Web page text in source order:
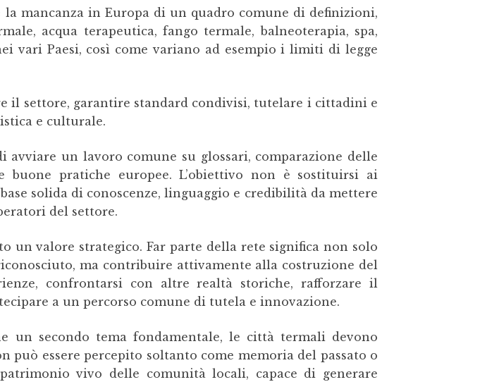
mancanza in Europa di un quadro comune di definizioni,
acqua terapeutica, fango termale, balneoterapia, spa,
vari Paesi, così come variano ad esempio i limiti di legge
il settore, garantire standard condivisi, tutelare i cittadini e
e culturale.
un lavoro comune su glossari, comparazione delle
pratiche europee. L’obiettivo non è sostituirsi ai
solida di conoscenze, linguaggio e credibilità da mettere
del settore.
un valore strategico. Far parte della rete significa non solo
ma contribuire attivamente alla costruzione del
confrontarsi con altre realtà storiche, rafforzare il
a un percorso comune di tutela e innovazione.
un secondo tema fondamentale, le città termali devono
essere percepito soltanto come memoria del passato o
vivo delle comunità locali, capace di generare